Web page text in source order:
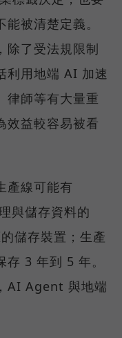
被清楚定義。
除了受法規限制
利用地端 AI 加速
律師等有大量重
效益較容易被看
產線可能有
與儲存資料的
儲存裝置；生產
3 年到 5 年。
AI Agent 與地端